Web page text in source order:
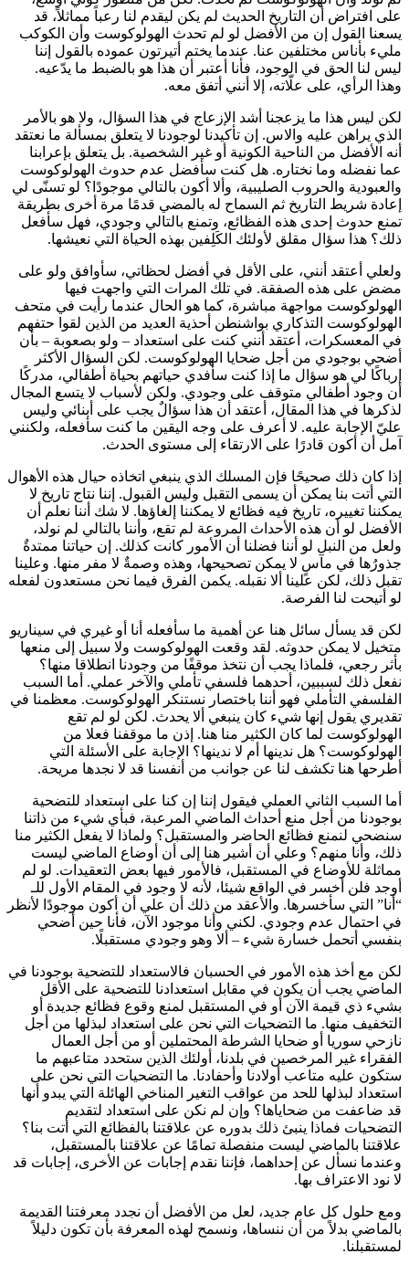
على افتراض أن التاريخ الحديث لم يكن ليقدم لنا رعباً مماثلاً، قد
يسعنا القول إن من الأفضل لو لم تحدث الهولوكوست وأن الكوكب
مليء بأناس مختلفين عنا. عندما يختم أتيرتون عموده بالقول إننا
ليس لنا الحق في الوجود، فأنا أعتبر أن هذا هو بالضبط ما يدّعيه.
وهذا الرأي، على علّاته، إلا أنني أتفق معه.
لكن ليس هذا ما يزعجنا أشد الإزعاج في هذا السؤال، ولا هو بالأمر
الذي يراهن عليه والاس. إن تأكيدنا لوجودنا لا يتعلق بمسألة ما نعتقد
أنه الأفضل من الناحية الكونية أو غير الشخصية. بل يتعلق بإعرابنا
عما نفضله وما نختاره. هل كنت سأفضل عدم حدوث الهولوكوست
والعبودية والحروب الصليبية، وألا أكون بالتالي موجودًا؟ لو تسنّى لي
إعادة شريط التاريخ ثم السماح له بالمضي قدمًا مرة أخرى بطريقة
تمنع حدوث إحدى هذه الفظائع، وتمنع بالتالي وجودي، فهل سأفعل
ذلك؟ هذا سؤال مقلق لأولئك الكَلِفين بهذه الحياة التي نعيشها.
ولعلي أعتقد أنني، على الأقل في أفضل لحظاتي، سأوافق ولو على
مضض على هذه الصفقة. في تلك المرات التي واجهت فيها
الهولوكوست مواجهة مباشرة، كما هو الحال عندما رأيت في متحف
الهولوكوست التذكاري بواشنطن أحذية العديد من الذين لقوا حتفهم
في المعسكرات، أعتقد أنني كنت على استعداد – ولو بصعوبة – بأن
أضحي بوجودي من أجل ضحايا الهولوكوست. لكن السؤال الأكثر
إرباكًا لي هو سؤال ما إذا كنت سأفدي حياتهم بحياة أطفالي، مدركًا
أن وجود أطفالي متوقف على وجودي. ولكن لأسباب لا يتسع المجال
لذكرها في هذا المقال، أعتقد أن هذا سؤالٌ يجب على أبنائي وليس
عليّ الإجابة عليه. لا أعرف على وجه اليقين ما كنت سأفعله، ولكنني
آمل أن أكون قادرًا على الارتقاء إلى مستوى الحدث.
إذا كان ذلك صحيحًا فإن المسلك الذي ينبغي اتخاذه حيال هذه الأهوال
التي أتت بنا يمكن أن يسمى التقبل وليس القبول. إننا نتاج تاريخ لا
يمكننا تغييره، تاريخ فيه فظائع لا يمكننا إلغاؤها. لا شك أننا نعلم أن
الأفضل لو أن هذه الأحداث المروعة لم تقع، وأننا بالتالي لم نولد،
ولعل من النبل لو أننا فضلنا أن الأمور كانت كذلك. إن حياتنا ممتدةٌ
جذورُها في مآسٍ لا يمكن تصحيحها، وهذه وصمةٌ لا مفر منها. وعلينا
تقبل ذلك، لكن علينا ألا نقبله. يكمن الفرق فيما نحن مستعدون لفعله
لو أتيحت لنا الفرصة.
لكن قد يسأل سائل هنا عن أهمية ما سأفعله أنا أو غيري في سيناريو
متخيل لا يمكن حدوثه. لقد وقعت الهولوكوست ولا سبيل إلى منعها
بأثر رجعي، فلماذا يجب أن نتخذ موقفًا من وجودنا انطلاقا منها؟
نفعل ذلك لسببين، أحدهما فلسفي تأملي والآخر عملي. أما السبب
الفلسفي التأملي فهو أننا باختصار نستنكر الهولوكوست. معظمنا في
تقديري يقول إنها شيء كان ينبغي ألا يحدث. لكن لو لم تقع
الهولوكوست لما كان الكثير منا هنا. إذن ما موقفنا فعلا من
الهولوكوست؟ هل ندينها أم لا ندينها؟ الإجابة على الأسئلة التي
أطرحها هنا تكشف لنا عن جوانب من أنفسنا قد لا نجدها مريحة.
أما السبب الثاني العملي فيقول إننا إن كنا على استعداد للتضحية
بوجودنا من أجل منع أحداث الماضي المرعبة، فبأي شيء من ذاتنا
سنضحي لنمنع فظائع الحاضر والمستقبل؟ ولماذا لا يفعل الكثير منا
ذلك، وأنا منهم؟ وعلي أن أشير هنا إلى أن أوضاع الماضي ليست
مماثلة للأوضاع في المستقبل، فالأمور فيها بعض التعقيدات. لو لم
أوجد فلن أخسر في الواقع شيئا، لأنه لا وجود في المقام الأول للـ
“أنا” التي سأخسرها. والأعقد من ذلك أن علي أن أكون موجودًا لأنظر
في احتمال عدم وجودي. لكني وأنا موجود الآن، فأنا حين أضحي
بنفسي أتحمل خسارة شيء – ألا وهو وجودي مستقبلًا.
لكن مع أخذ هذه الأمور في الحسبان فالاستعداد للتضحية بوجودنا في
الماضي يجب أن يكون في مقابل استعدادنا للتضحية على الأقل
بشيء ذي قيمة الآن أو في المستقبل لمنع وقوع فظائع جديدة أو
التخفيف منها. ما التضحيات التي نحن على استعداد لبذلها من أجل
نازحي سوريا أو ضحايا الشرطة المحتملين أو من أجل العمال
الفقراء غير المرخصين في بلدنا، أولئك الذين ستحدد متاعبهم ما
ستكون عليه متاعب أولادنا وأحفادنا. ما التضحيات التي نحن على
استعداد لبذلها للحد من عواقب التغير المناخي الهائلة التي يبدو أنها
قد ضاعفت من ضحاياها؟ وإن لم نكن على استعداد لتقديم
التضحيات فماذا ينبئ ذلك بدوره عن علاقتنا بالفظائع التي أتت بنا؟
علاقتنا بالماضي ليست منفصلة تمامًا عن علاقتنا بالمستقبل،
وعندما نسأل عن إحداهما، فإننا نقدم إجابات عن الأخرى، إجابات قد
لا نود الاعتراف بها.
ومع حلول كل عام جديد، لعل من الأفضل أن نجدد معرفتنا القديمة
بالماضي بدلاً من أن ننساها، ونسمح لهذه المعرفة بأن تكون دليلاً
لمستقبلنا.